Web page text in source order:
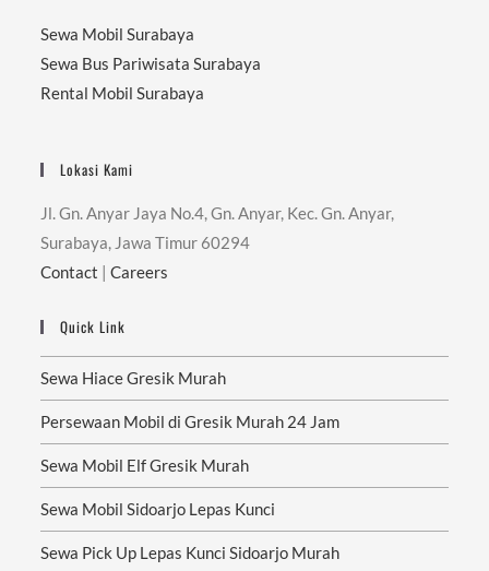
Sewa Mobil Surabaya
Sewa Bus Pariwisata Surabaya
Rental Mobil Surabaya
Lokasi Kami
Jl. Gn. Anyar Jaya No.4, Gn. Anyar, Kec. Gn. Anyar,
Surabaya, Jawa Timur 60294
Contact |Careers
Quick Link
Sewa Hiace Gresik Murah
Persewaan Mobil di Gresik Murah 24 Jam
Sewa Mobil Elf Gresik Murah
Sewa Mobil Sidoarjo Lepas Kunci
Sewa Pick Up Lepas Kunci Sidoarjo Murah